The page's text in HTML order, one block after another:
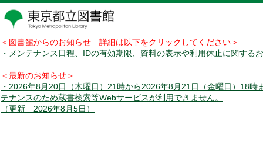
＜図書館からのお知らせ 詳細は以下をクリックしてください＞
・メンテナンス日程、IDの有効期限、資料の表示や利用休止に関する
＜最新のお知らせ＞
・2026年8月20日（木曜日）21時から2026年8月21日（金曜日）18時
テナンスのため蔵書検索等Webサービスが利用できません。
（更新 2026年8月5日）